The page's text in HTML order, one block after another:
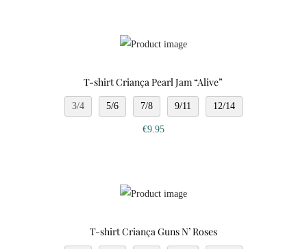
T-shirt Criança Pearl Jam “Alive”
3/4 5/6 7/8 9/11 12/14
€9.95
T-shirt Criança Guns N’ Roses